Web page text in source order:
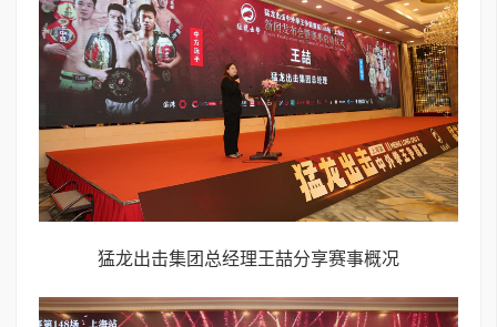
猛龙出击集团总经理王喆分享赛事概况